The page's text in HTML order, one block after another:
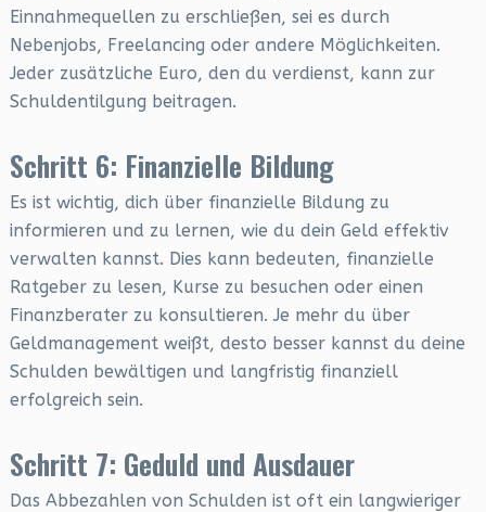
Einnahmequellen zu erschließen, sei es durch
Nebenjobs, Freelancing oder andere Möglichkeiten.
Jeder zusätzliche Euro, den du verdienst, kann zur
Schuldentilgung beitragen.
Schritt 6: Finanzielle Bildung
Es ist wichtig, dich über finanzielle Bildung zu
informieren und zu lernen, wie du dein Geld effektiv
verwalten kannst. Dies kann bedeuten, finanzielle
Ratgeber zu lesen, Kurse zu besuchen oder einen
Finanzberater zu konsultieren. Je mehr du über
Geldmanagement weißt, desto besser kannst du deine
Schulden bewältigen und langfristig finanziell
erfolgreich sein.
Schritt 7: Geduld und Ausdauer
Das Abbezahlen von Schulden ist oft ein langwieriger